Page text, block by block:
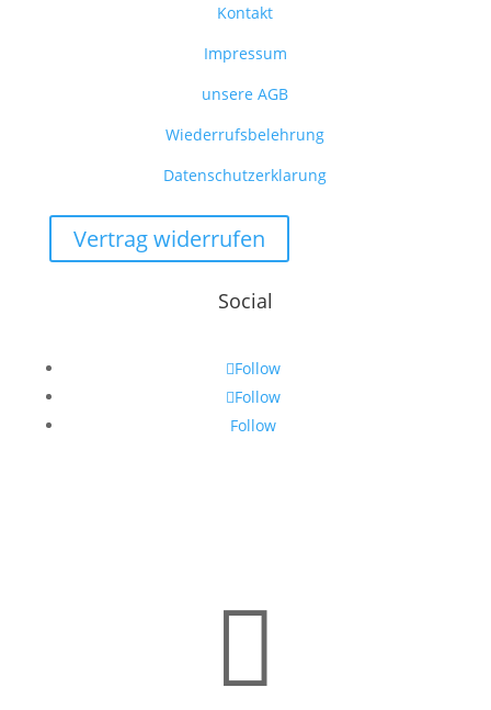
Kontakt
Impressum
unsere AGB
Wiederrufsbelehrung
Datenschutzerklarung
Vertrag widerrufen
Social
Follow
Follow
Follow
